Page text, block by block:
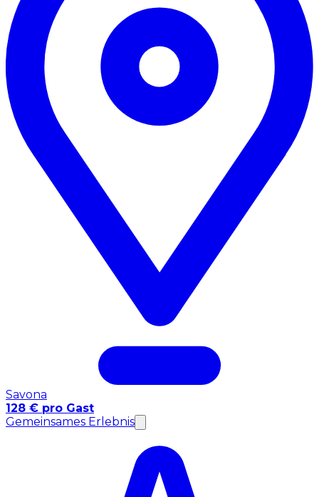
Savona
128 € pro Gast
Gemeinsames Erlebnis